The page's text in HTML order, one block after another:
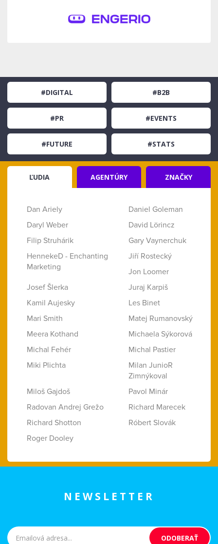
#DIGITAL #B2B
#PR #EVENTS
#FUTURE #STATS
ĽUDIA AGENTÚRY ZNAČKY
Dan Ariely
Daniel Goleman
Daryl Weber
David Lörincz
Filip Struhárik
Gary Vaynerchuk
HennekeD - Enchanting
Marketing
Jiří Rostecký
Jon Loomer
Josef Šlerka
Juraj Karpiš
Kamil Aujesky
Les Binet
Mari Smith
Matej Rumanovský
Meera Kothand
Michaela Sýkorová
Michal Fehér
Michal Pastier
Miki Plichta
Milan JunioR
Zimnýkoval
Miloš Gajdoš
Pavol Minár
Radovan Andrej Grežo
Richard Marecek
Richard Shotton
Róbert Slovák
Roger Dooley
NEWSLETTER